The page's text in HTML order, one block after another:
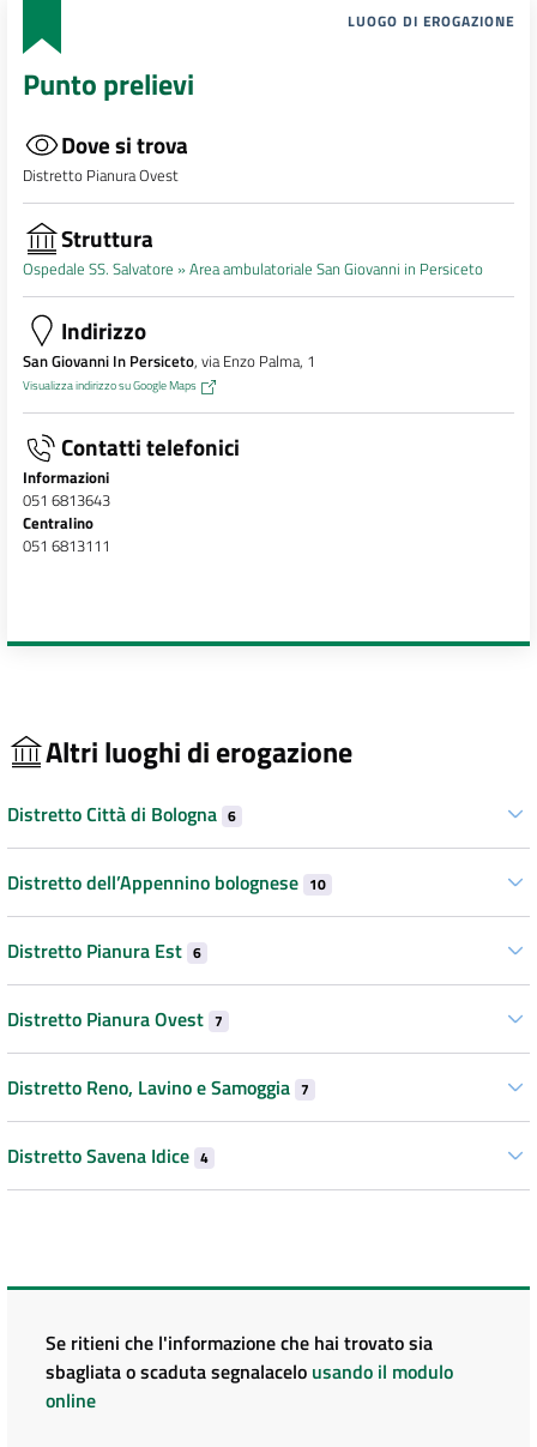
LUOGO DI EROGAZIONE
Punto prelievi
Dove si trova
Distretto Pianura Ovest
Struttura
Ospedale SS. Salvatore »Area ambulatoriale San Giovanni in Persiceto
Indirizzo
San Giovanni In Persiceto, via Enzo Palma, 1
Visualizza indirizzo su Google Maps
Contatti telefonici
Informazioni
051 6813643
Centralino
051 6813111
Altri luoghi di erogazione
Distretto Città di Bologna 6
Distretto dell’Appennino bolognese 10
Distretto Pianura Est 6
Distretto Pianura Ovest 7
Distretto Reno, Lavino e Samoggia 7
Distretto Savena Idice 4
Se ritieni che l'informazione che hai trovato sia
sbagliata o scaduta segnalacelo usando il modulo
online